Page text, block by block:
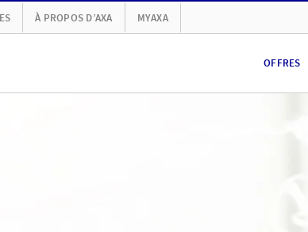
À PROPOS D’AXA MYAXA
OFFRES